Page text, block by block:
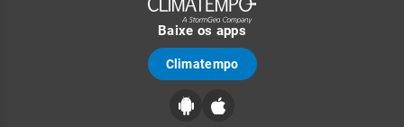
Baixe os apps
Climatempo